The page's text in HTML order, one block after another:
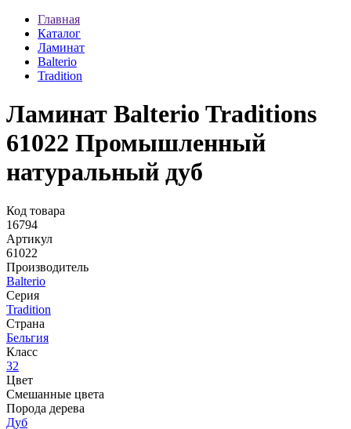
Главная
Каталог
Ламинат
Balterio
Tradition
Ламинат Balterio Traditions
61022 Промышленный
натуральный дуб
Код товара
16794
Артикул
61022
Производитель
Balterio
Серия
Tradition
Страна
Бельгия
Класс
32
Цвет
Смешанные цвета
Порода дерева
Дуб